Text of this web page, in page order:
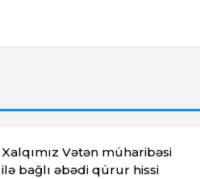
Xalqımız Vətən müharibəsi
ilə bağlı əbədi qürur hissi